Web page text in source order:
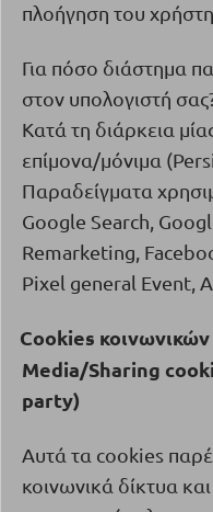
πλοήγηση του
Για πόσο διάστημα
στον υπολογιστή
Κατά τη διάρκεια
επίμονα/μόνιμα (
Παραδείγματα
Google Search,
Remarketing,
Pixel general Event,
Cookies κοινωνικών
Media/Sharing
party)
Αυτά τα cookies
κοινωνικά δίκτυα